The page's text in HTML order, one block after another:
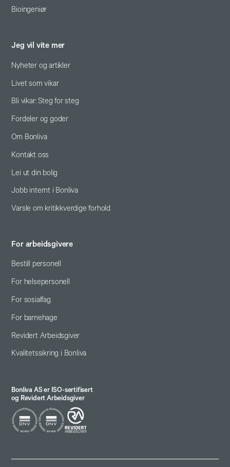
Bioingeniør
Jeg vil vite mer
Nyheter og artikler
Livet som vikar
Bli vikar: Steg for steg
Fordeler og goder
Om Bonliva
Kontakt oss
Lei ut din bolig
Jobb internt i Bonliva
Varsle om kritikkverdige forhold
For arbeidsgivere
Bestill personell
For helsepersonell
For sosialfag
For barnehage
Revidert Arbeidsgiver
Kvalitetssikring i Bonliva
Bonliva AS er ISO-sertifisert
og Revidert Arbeidsgiver